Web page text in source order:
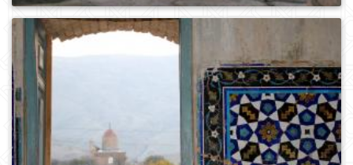
185